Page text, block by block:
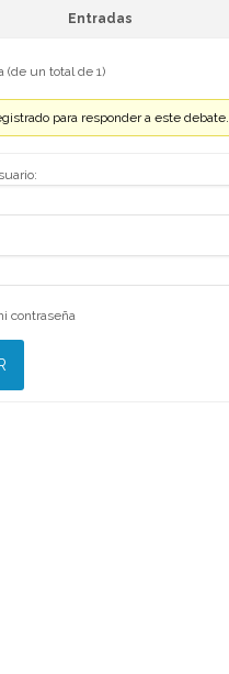
Entradas
(de un total de 1)
para responder a este debate.
contraseña